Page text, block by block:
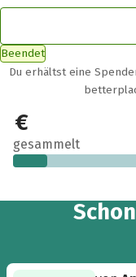
Beendet
Du erhältst eine
30 €
gesammelt